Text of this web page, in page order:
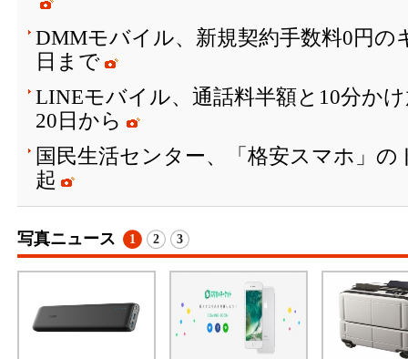
DMMモバイル、新規契約手数料0円
日まで
LINEモバイル、通話料半額と10分か
20日から
国民生活センター、「格安スマホ」
起
写真ニュース 1 2 3